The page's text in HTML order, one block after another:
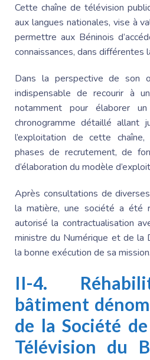
Cette chaîne de télévision
aux langues nationales, vise à
permettre aux Béninois
connaissances, dans différentes
Dans la perspective de son
indispensable de recourir à
notamment pour élaborer
chronogramme détaillé allant
l’exploitation de cette
phases de recrutement, de
d’élaboration du modèle
Après consultations de
la matière, une société a été
autorisé la contractualisation
ministre du Numérique et de la
la bonne exécution de sa mission.
II-4.
bâtiment
de la Société
Télévision du